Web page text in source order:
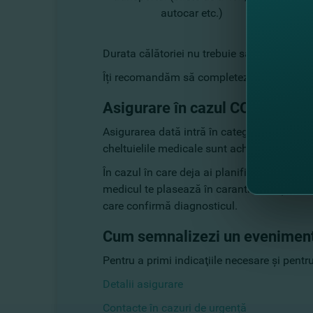
autocar etc.)
Durata călătoriei nu trebuie să
Îți recomandăm să completezi
Asigurare în cazul COVID-19
Asigurarea dată intră în categoria
cheltuielile medicale sunt achitate în
În cazul în care deja ai planificat și ai
medicul te plasează în carantină, poți
care confirmă diagnosticul.
Cum semnalizezi un
Pentru a primi indicaţiile necesare şi
Detalii asigurare
Contacte în cazuri de urgență